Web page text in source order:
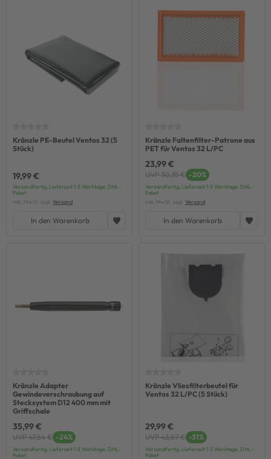
Kränzle PE-Beutel Ventos 32 (5
Stück)
19,99 €
Versandfertig, Lieferzeit 1-3 Werktage, DHL-
Paket
inkl. MwSt. zzgl. Versand
In den Warenkorb
Kränzle Faltenfilter-Patrone aus
PET für Ventos 32 L/PC
23,99 €
UVP 30,35 € -20%
Versandfertig, Lieferzeit 1-3 Werktage, DHL-
Paket
inkl. MwSt. zzgl. Versand
In den Warenkorb
Kränzle Adapter
Gewindeverschraubung auf
Stecksystem D12 400 mm mit
Griffschale
35,99 €
UVP 47,84 € -24%
Versandfertig, Lieferzeit 1-3 Werktage, DHL-
Paket
Kränzle Vliesfilterbeutel für
Ventos 32 L/PC (5 Stück)
29,99 €
UVP 43,67 € -31%
Versandfertig, Lieferzeit 1-3 Werktage, DHL-
Paket